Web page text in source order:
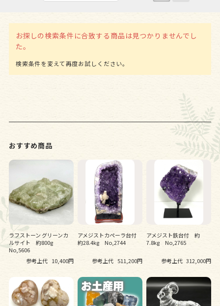
お探しの検索条件に合致する商品は見つかりませんでし
た。
おすすめ商品
ラフストーン グリーンカ
ルサイト 約800g
No,5606
参考上代 10,400円
アメジストカペーラ台付
約28.4kg No,2744
参考上代 511,200円
アメジスト鉄台付 約
7.8kg No,2765
参考上代 312,000円